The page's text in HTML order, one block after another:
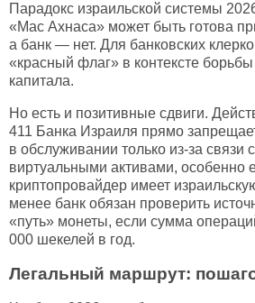
Парадокс израильской системы
«Мас Ахнаса» может быть готова
а банк — нет. Для банковских
«красный флаг» в контексте
капитала.
Но есть и позитивные сдвиги.
411 Банка Израиля прямо
в обслуживании только из-за связи
виртуальными активами, особенно
криптопровайдер имеет
менее банк обязан проверить
«путь» монеты, если сумма
000 шекелей в год.
Легальный маршрут: